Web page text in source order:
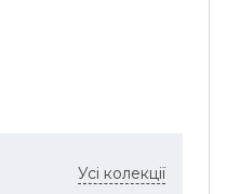
Усі колекції